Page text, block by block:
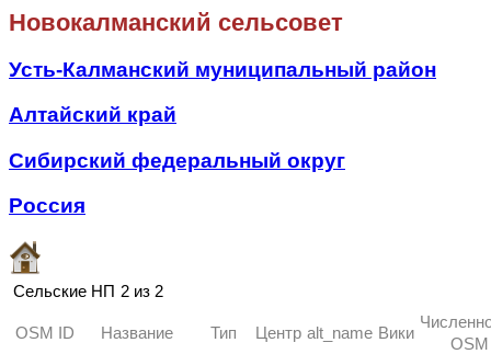
Новокалманский сельсовет
Усть-Калманский муниципальный район
Алтайский край
Сибирский федеральный округ
Россия
Сельские НП 2 из 2
OSM ID Название Тип Центр alt_name Вики
OSM